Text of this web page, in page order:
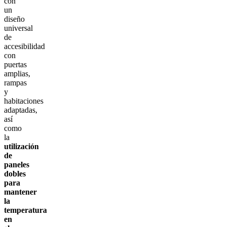
un
diseño
universal
de
accesibilidad
con
puertas
amplias,
rampas
y
habitaciones
adaptadas,
así
como
la
utilización
de
paneles
dobles
para
mantener
la
temperatura
en